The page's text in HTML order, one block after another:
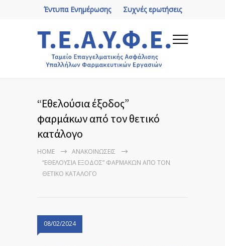
Συχνές ερωτήσεις
Έντυπα Ενημέρωσης
“Εθελούσια έξοδος”
φαρμάκων από τον θετικό
κατάλογο
HOME
ΑΝΑΚΟΙΝΏΣΕΙΣ
“ΕΘΕΛΟΎΣΙΑ ΈΞΟΔΟΣ” ΦΑΡΜΆΚΩΝ ΑΠΌ ΤΟΝ
ΘΕΤΙΚΌ ΚΑΤΆΛΟΓΟ
08/02/2024